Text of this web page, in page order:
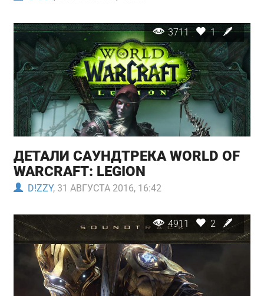
3711 1
ДЕТАЛИ САУНДТРЕКА WORLD OF
WARCRAFT: LEGION
D!ZZY, 31 АВГУСТА 2016, 16:42
4911 2